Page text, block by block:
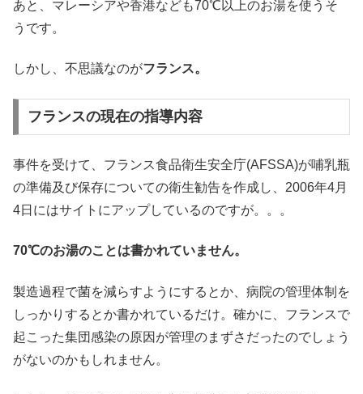
あと、マレーシアや香港なども70℃以上のお湯を使うそ
うです。
しかし、不思議なのがフランス。
フランスの現在の指導内容
事件を受けて、フランス食品衛生安全庁(AFSSA)が哺乳瓶
の準備及び保存についての衛生勧告を作成し、2006年4月
4日にはサイトにアップしているのですが。。。
70℃のお湯のことは書かれていません。
製造過程で菌を減らすようにするとか、病院の管理体制を
しっかりするとか書かれているだけ。確かに、フランスで
起こった集団感染の原因が管理のまずさだったのでしょう
がないのかもしれません。